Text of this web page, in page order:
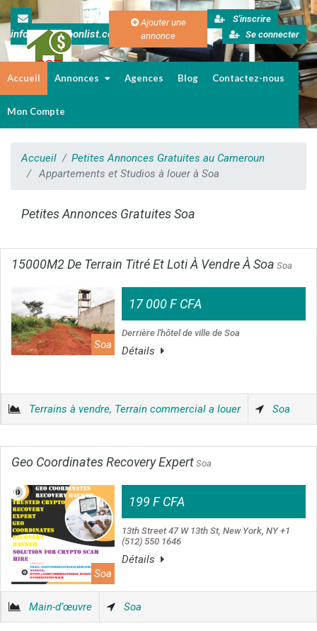
info@cameroonlist.com
Ajouter une
annonce
S'inscrire
Se connecter
Accueil Annonces Agences Blog Contactez-nous
Mon Compte
Accueil
Petites Annonces Gratuites au Cameroun
Appartements et Studios à louer à Soa
Petites Annonces Gratuites Soa
15000M2 De Terrain Titré Et Loti À Vendre À Soa Soa
Soa
17 000 F CFA
Derrière l'hôtel de ville de Soa
Détails
Terrains à vendre, Terrain commercial a louer Soa
Geo Coordinates Recovery Expert Soa
Soa
199 F CFA
13th Street 47 W 13th St, New York, NY +1
(512) 550 1646
Détails
Main-d’œuvre Soa